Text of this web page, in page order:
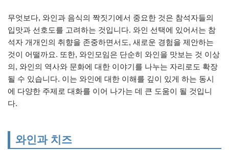
무엇보다, 와인과 음식의 짝짓기에서 중요한 것은 참석자들의
입맛과 선호도를 고려하는 것입니다. 와인 선택에 있어서는 참
석자 개개인의 취향을 존중하면서도, 새로운 경험을 제안하는
것이 어떨까요. 또한, 와인모임은 단순히 와인을 맛보는 것 이상
의, 와인의 역사와 문화에 대한 이야기를 나누는 자리로도 확장
될 수 있습니다. 이는 와인에 대한 이해를 깊이 있게 하는 동시
에 다양한 주제로 대화를 이어 나가는 데 큰 도움이 될 것입니
다.
와인과 치즈